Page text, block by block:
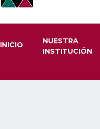
INICIO
NUESTRA
INSTITUCIÓN